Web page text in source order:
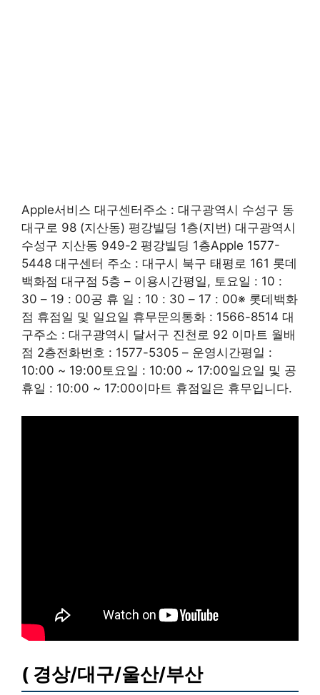
Apple서비스 대구센터주소 : 대구광역시 수성구 동
대구로 98 (지산동) 평강빌딩 1층(지번) 대구광역시
수성구 지산동 949-2 평강빌딩 1층Apple 1577-
5448 대구센터 주소 : 대구시 북구 태평로 161 롯데
백화점 대구점 5층 – 이용시간평일, 토요일 : 10 :
30 – 19 : 00공 휴 일 : 10 : 30 – 17 : 00※ 롯데백화
점 휴점일 및 일요일 휴무문의통화 : 1566-8514 대
구주소 : 대구광역시 달서구 진천로 92 이마트 월배
점 2층전화번호 : 1577-5305 – 운영시간평일 :
10:00 ~ 19:00토요일 : 10:00 ~ 17:00일요일 및 공
휴일 : 10:00 ~ 17:00이마트 휴점일은 휴무입니다.
( 경상/대구/울산/부산